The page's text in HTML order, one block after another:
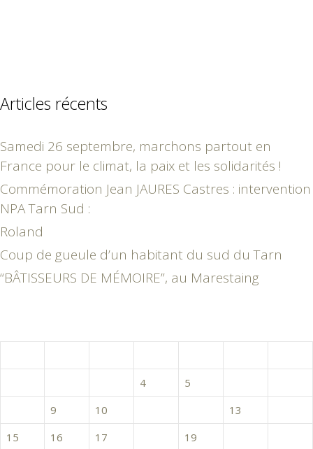
Articles récents
Samedi 26 septembre, marchons partout en
France pour le climat, la paix et les solidarités !
Commémoration Jean JAURES Castres : intervention
NPA Tarn Sud :
Roland
Coup de gueule d’un habitant du sud du Tarn
“BÂTISSEURS DE MÉMOIRE”, au Marestaing
4 5
9 10 13
15
16 17 19